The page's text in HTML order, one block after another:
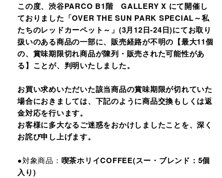
この度、渋谷PARCO B1階 GALLERY X にて開催し
ておりました「OVER THE SUN PARK SPECIAL～私
たちのレッドカーペット～」(3月12日-24日)にてお取り
扱いのある商品の一部に、販売経路が不明の【最大11個
の、賞味期限切れ商品が陳列・販売された可能性があ
る】ことが、判明いたしました。
お買い求めいただいた該当商品の賞味期限が切れていた
場合におきましては、下記のように商品交換もしくは返
金対応を行います。
お客様に多大なるご迷惑をおかけしましたことを、深く
お詫び申し上げます。
●対象商品： 喫茶ホリイCOFFEE(スー・ブレンド：5個
入り)